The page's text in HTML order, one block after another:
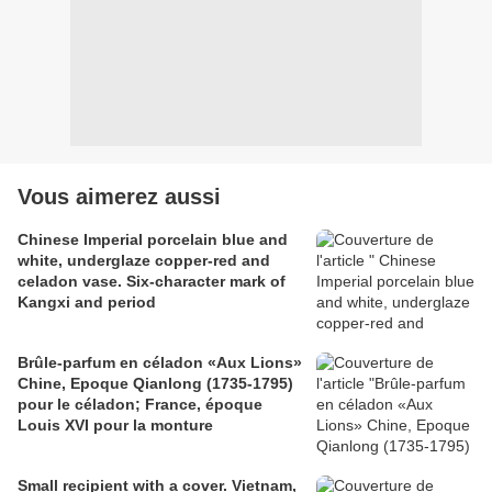
Vous aimerez aussi
Chinese Imperial porcelain blue and
white, underglaze copper-red and
celadon vase. Six-character mark of
Kangxi and period
Brûle-parfum en céladon «Aux Lions»
Chine, Epoque Qianlong (1735-1795)
pour le céladon; France, époque
Louis XVI pour la monture
Small recipient with a cover. Vietnam,